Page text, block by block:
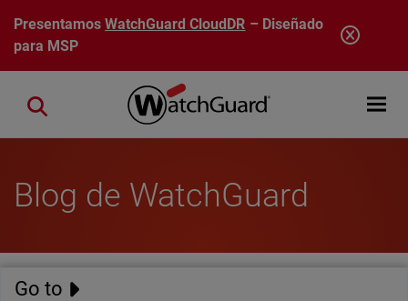
Pasar al contenido principal
PresentamosWatchGuard CloudDR – Diseñado
para MSP
Open
Close search
Blog de WatchGuard
Go to